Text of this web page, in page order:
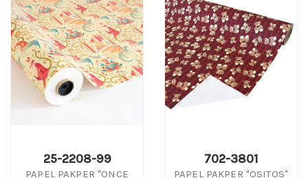
25-2208-99
PAPEL PAKPER "ONCE
702-3801
PAPEL PAKPER "OSITOS"